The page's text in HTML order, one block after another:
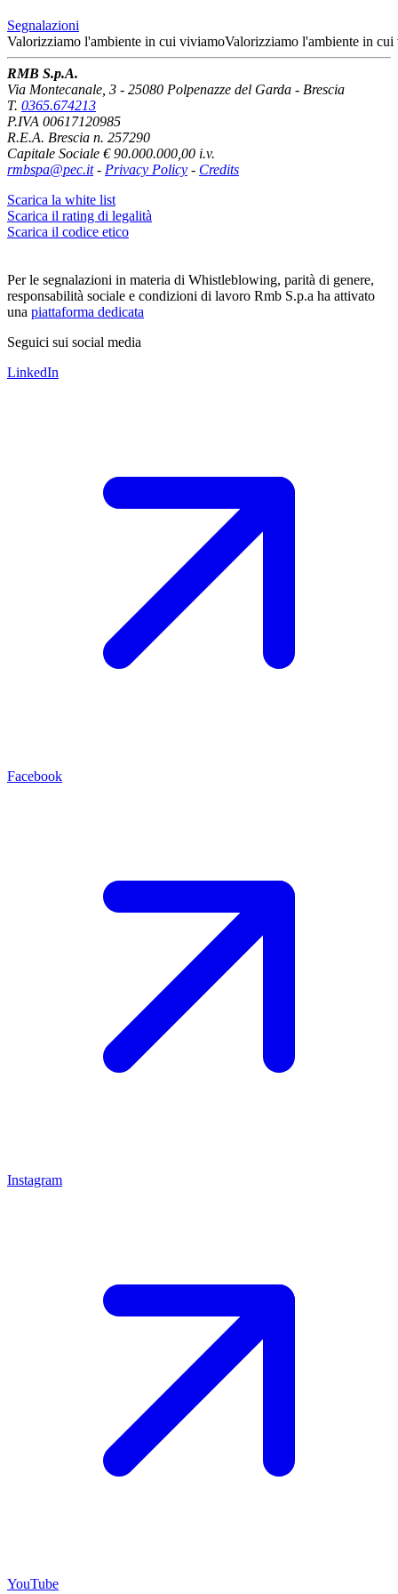
Segnalazioni
Valorizziamo l'ambiente in cui viviamoValorizziamo l'ambiente in cui
RMB S.p.A.
Via Montecanale, 3 - 25080 Polpenazze del Garda - Brescia
T. 0365.674213
P.IVA 00617120985
R.E.A. Brescia n. 257290
Capitale Sociale € 90.000.000,00 i.v.
rmbspa@pec.it- Privacy Policy - Credits
Scarica la white list
Scarica il rating di legalità
Scarica il codice etico
Per le segnalazioni in materia di Whistleblowing, parità di genere,
responsabilità sociale e condizioni di lavoro Rmb S.p.a ha attivato
una piattaforma dedicata
Seguici sui social media
LinkedIn
Facebook
Instagram
YouTube